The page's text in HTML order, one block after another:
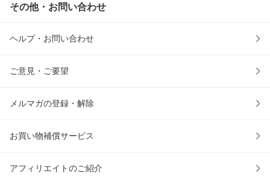
その他・お問い合わせ
ヘルプ・お問い合わせ
ご意見・ご要望
メルマガの登録・解除
お買い物補償サービス
アフィリエイトのご紹介